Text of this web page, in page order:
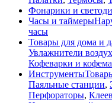
Фонарики и
Часы и таймеры
часы
Товары для дома и
Увлажнители
Кофеварки и
Инструменты
Паяльные станции,
Перфораторы,